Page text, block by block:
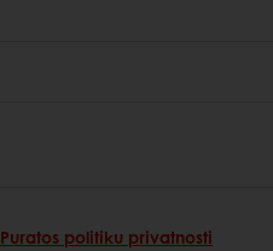
Puratos politiku privatnosti